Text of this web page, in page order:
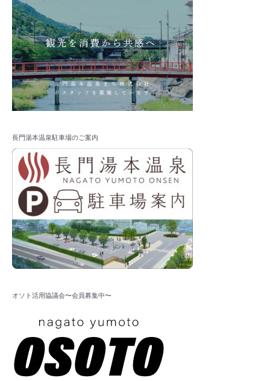
長門湯本温泉駐車場のご案内
オソト活用協議会〜会員募集中〜